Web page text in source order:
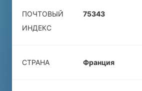
ПОЧТОВЫЙ
ИНДЕКС
75343
СТРАНА Франция